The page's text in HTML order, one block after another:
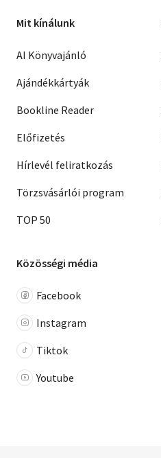
Mit kínálunk
AI Könyvajánló
Ajándékkártyák
Bookline Reader
Előfizetés
Hírlevél feliratkozás
Törzsvásárlói program
TOP 50
Közösségi média
Facebook
Instagram
Tiktok
Youtube